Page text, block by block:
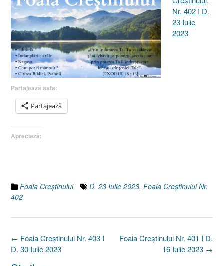
Nr. 402 I D.
23 Iulie
2023
Partajează asta:
Partajează
Apreciază:
Foaia Creştinului D. 23 Iulie 2023, Foaia Creştinului Nr.
402
Post
navigation
Foaia Creştinului Nr. 401 I D.
16 Iulie 2023 →
← Foaia Creştinului Nr. 403 I
D. 30 Iulie 2023